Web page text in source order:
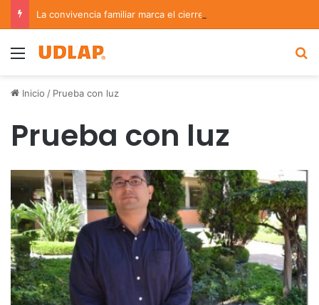
Menu
Inicio / Prueba con luz
Prueba con luz